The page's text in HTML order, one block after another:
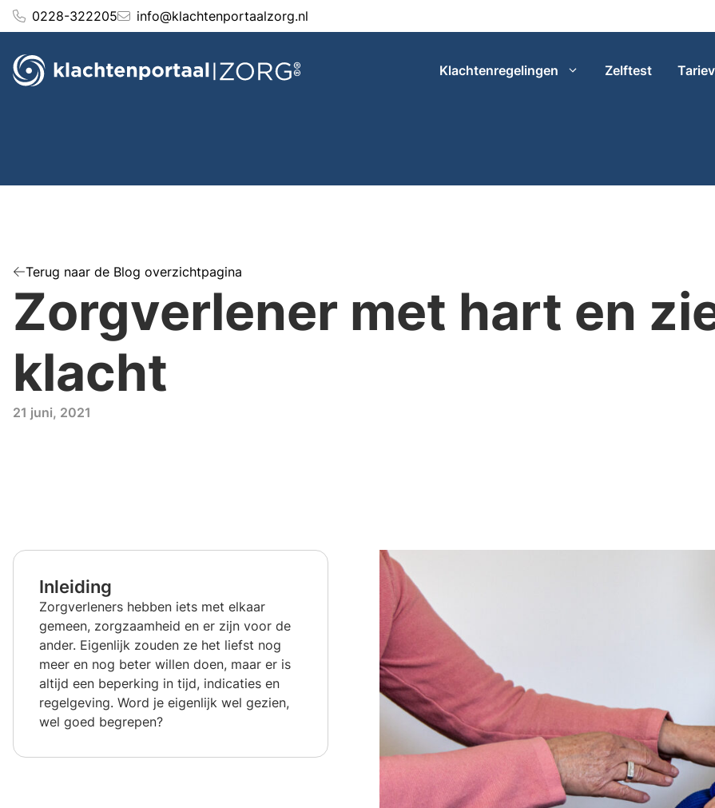
Ga
naar
inhoud
0228-322205 info@klachtenportaalzorg.nl
Klachtenregelingen Zelftest
Terug naar de Blog overzichtpagina
Zorgverlener met hart en
klacht
21 juni, 2021
Inleiding
Zorgverleners hebben iets met elkaar
gemeen, zorgzaamheid en er zijn voor de
ander. Eigenlijk zouden ze het liefst nog
meer en nog beter willen doen, maar er is
altijd een beperking in tijd, indicaties en
regelgeving. Word je eigenlijk wel gezien,
wel goed begrepen?